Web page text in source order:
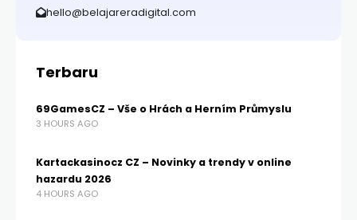
hello@belajareradigital.com
Terbaru
69GamesCZ – Vše o Hrách a Herním Průmyslu
3 HOURS AGO
Kartackasinocz CZ – Novinky a trendy v online
hazardu 2026
4 HOURS AGO